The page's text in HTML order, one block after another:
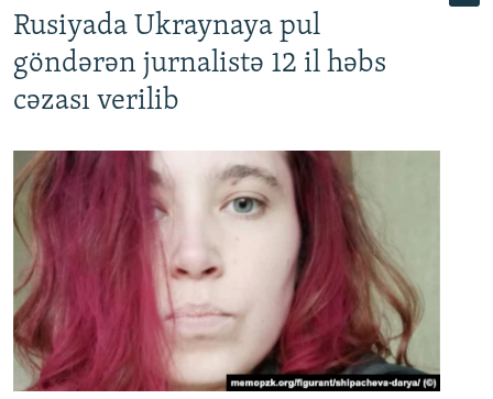
Rusiyada Ukraynaya pul
göndərən jurnalistə 12 il həbs
cəzası verilib